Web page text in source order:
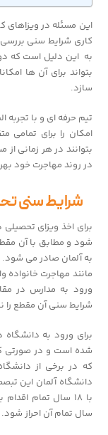
این مسئله در ویزاهای
کاری شرایط سنی بررسی
به این دلیل است که
بتواند برای آن ها
سازد.
تیم حرفه ای و با تجربه
امکان را برای تمامی
بتوانند در هر زمانی
در روند مهاجرت خود
شرایط سنی
برای اخذ ویزای
شود و مطابق با آن
به آلمان صادر می شود.
مانند مهاجرت خانواده
ورود به مدارس در
شرایط سنی آن مقطع را
شده است و در صورتی
که در برخی از
دانشگاه آلمان این
سال تمام آن احراز شود.